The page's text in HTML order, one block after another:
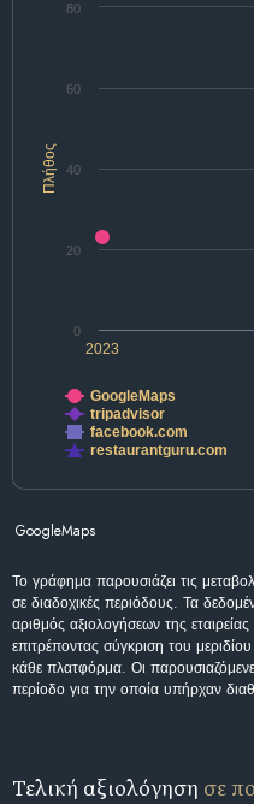
Πλήθος
2023
0
20
40
60
80
GoogleMaps
tripadvisor
facebook.com
restaurantguru.com
GoogleMaps
Το γράφημα παρουσιάζει τις
σε διαδοχικές περιόδους. Τα
αριθμός αξιολογήσεων της
επιτρέποντας σύγκριση του
κάθε πλατφόρμα. Οι
περίοδο για την οποία υπήρχαν
Τελική αξιολόγηση σε